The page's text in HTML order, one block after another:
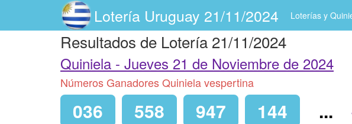
Lotería Uruguay 21/11/2024 Loterías y
Resultados de Lotería 21/11/2024
Quiniela - Jueves 21 de Noviembre de 2024
Números Ganadores Quiniela vespertina
036 558 947 144 ...